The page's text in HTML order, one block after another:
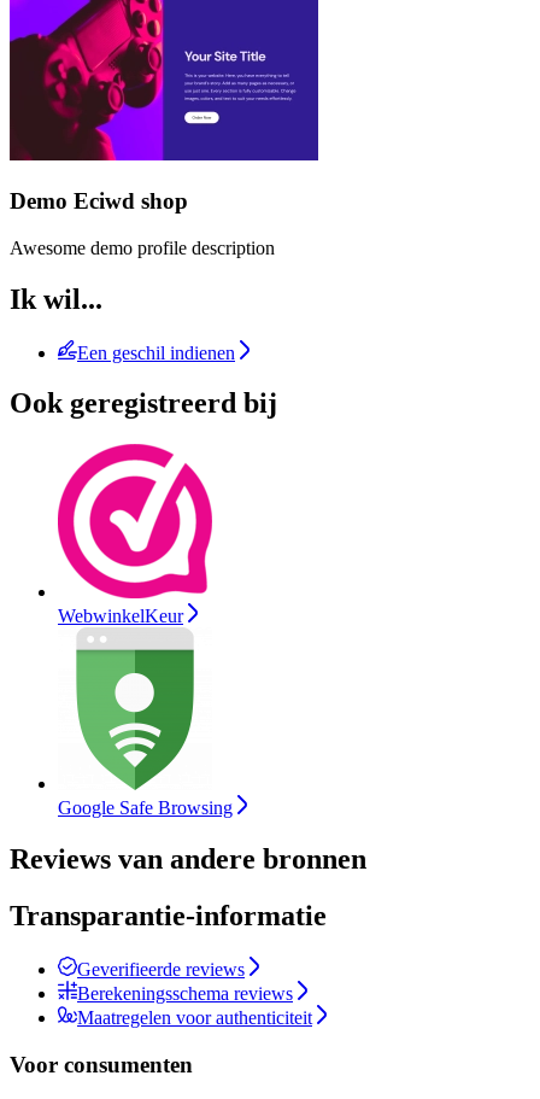
Demo Eciwd shop
Awesome demo profile description
Ik wil...
Een geschil indienen
Ook geregistreerd bij
WebwinkelKeur
Google Safe Browsing
Reviews van andere bronnen
Transparantie-informatie
Geverifieerde reviews
Berekeningsschema reviews
Maatregelen voor authenticiteit
Voor consumenten